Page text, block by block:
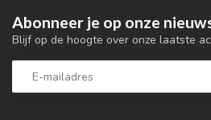
Abonneer je op onze
Blijf op de hoogte over onze laatste